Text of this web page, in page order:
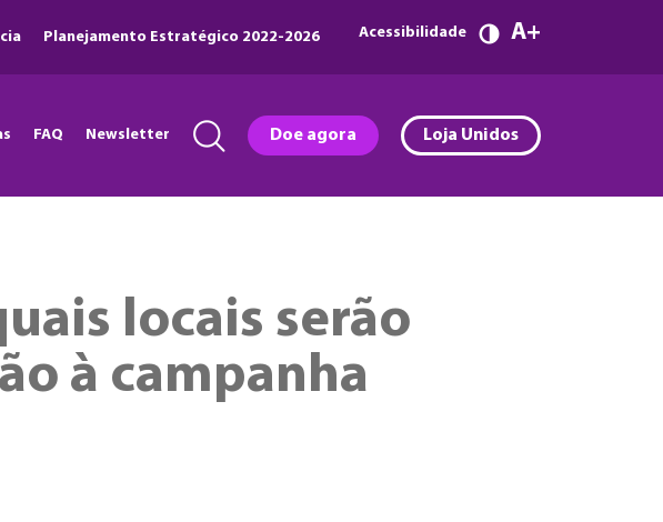
Planejamento Estratégico 2022-2026 Acessibilidade A
FAQ Newsletter Doe agora Loja Unidos
locais serão
à campanha